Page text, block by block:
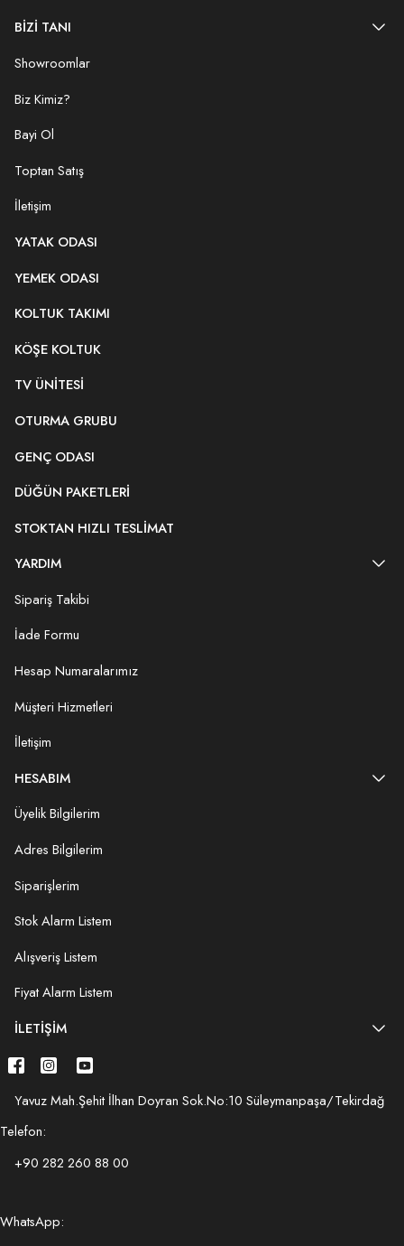
BİZİ TANI
Showroomlar
Biz Kimiz?
Bayi Ol
Toptan Satış
İletişim
YATAK ODASI
YEMEK ODASI
KOLTUK TAKIMI
KÖŞE KOLTUK
TV ÜNITESI
OTURMA GRUBU
GENÇ ODASI
DÜĞÜN PAKETLERI
STOKTAN HIZLI TESLIMAT
YARDIM
Sipariş Takibi
İade Formu
Hesap Numaralarımız
Müşteri Hizmetleri
İletişim
HESABIM
Üyelik Bilgilerim
Adres Bilgilerim
Siparişlerim
Stok Alarm Listem
Alışveriş Listem
Fiyat Alarm Listem
İLETIŞIM
Yavuz Mah.Şehit İlhan Doyran Sok.No:10 Süleymanpaşa/Tekirdağ
Telefon:
+90 282 260 88 00
WhatsApp: